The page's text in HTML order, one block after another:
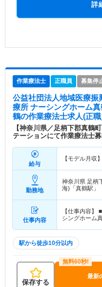
詳
作業療法士 正職員 募集停
公益社団法人地域医療振
療所 ナーシングホーム
鶴の作業療法士求人(正
【神奈川県／足柄下郡真鶴
テーションにて作業療法士
給与
【モデル月収】
勤務地
神奈川県 足柄
海)「真鶴駅」
仕事内容
【仕事内容】
シングホーム
駅から徒歩10分以内
保存する
最新